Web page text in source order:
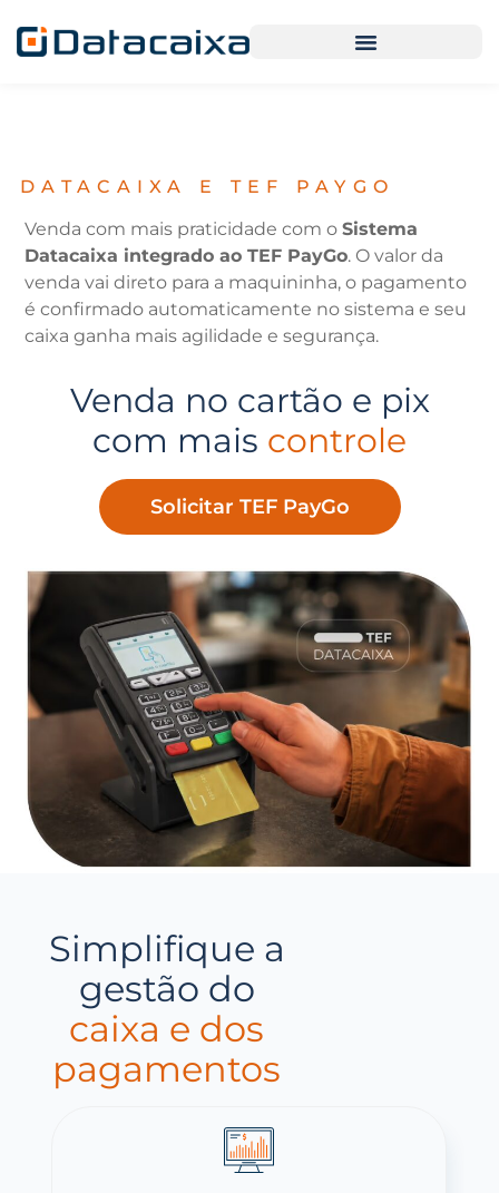
DATACAIXA E TEF PAYGO
Venda no cartão e pix
com maisagilidade
controle
Venda com mais praticidade com oSistema
Datacaixa integrado ao TEF PayGo. O valor da
venda vai direto para a maquininha, o pagamento
é confirmado automaticamente no sistema e seu
caixa ganha mais agilidade e segurança.
Solicitar TEF PayGo
Simplifique a
gestão do
caixa e dos
pagamentos